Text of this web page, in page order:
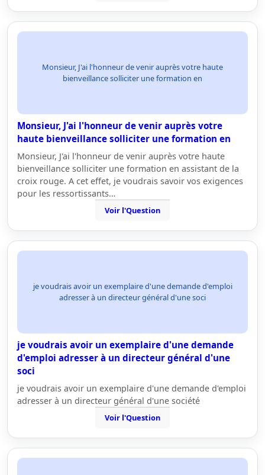
Monsieur, J'ai l'honneur de venir auprès votre haute
bienveillance solliciter une formation en
Monsieur, J'ai l'honneur de venir auprès votre
haute bienveillance solliciter une formation en
Monsieur, J'ai l'honneur de venir auprès votre haute
bienveillance solliciter une formation en assistant de la
croix rouge. A cet effet, je voudrais savoir vos exigences
pour les ressortissants…
Voir l'Question
je voudrais avoir un exemplaire d'une demande d'emploi
adresser à un directeur général d'une soci
je voudrais avoir un exemplaire d'une demande
d'emploi adresser à un directeur général d'une
soci
je voudrais avoir un exemplaire d'une demande d'emploi
adresser à un directeur général d'une société
Voir l'Question